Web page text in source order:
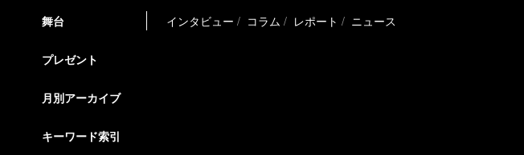
舞台 インタビュー コラム レポート ニュース
プレゼント
月別アーカイブ
キーワード索引